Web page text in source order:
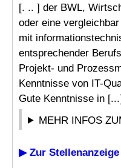
[. .. ] der BWL,
oder eine
mit
entsprechender
Projekt- und
Kenntnisse von IT-
Gute Kenntnisse in
MEHR INFOS
▶ Zur Stellenanzeige